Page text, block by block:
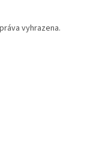
vyhrazena.